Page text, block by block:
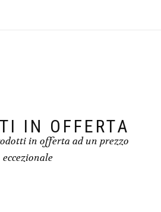
IN OFFERTA
in offerta ad un prezzo
eccezionale